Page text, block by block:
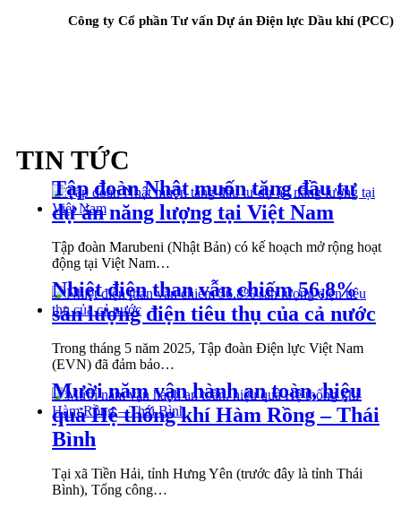
Công ty Cổ phần Tư vấn Dự án Điện lực Dầu khí (PCC)
TIN TỨC
Tập đoàn Nhật muốn tăng đầu tư
dự án năng lượng tại Việt Nam
Tập đoàn Marubeni (Nhật Bản) có kế hoạch mở rộng hoạt
động tại Việt Nam…
Nhiệt điện than vẫn chiếm 56,8%
sản lượng điện tiêu thụ của cả nước
Trong tháng 5 năm 2025, Tập đoàn Điện lực Việt Nam
(EVN) đã đảm bảo…
Mười năm vận hành an toàn, hiệu
quả Hệ thống khí Hàm Rồng – Thái
Bình
Tại xã Tiền Hải, tỉnh Hưng Yên (trước đây là tỉnh Thái
Bình), Tổng công…